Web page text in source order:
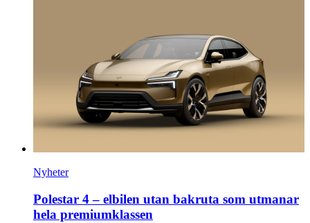
Nyheter
Polestar 4 – elbilen utan bakruta som utmanar
hela premiumklassen